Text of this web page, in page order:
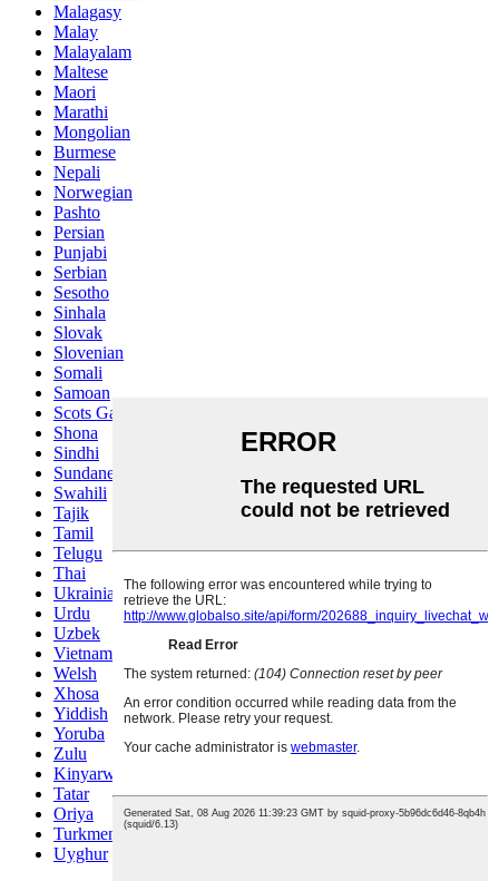
Malagasy
Malay
Malayalam
Maltese
Maori
Marathi
Mongolian
Burmese
Nepali
Norwegian
Pashto
Persian
Punjabi
Serbian
Sesotho
Sinhala
Slovak
Slovenian
Somali
Samoan
Scots Gaelic
Shona
Sindhi
Sundanese
Swahili
Tajik
Tamil
Telugu
Thai
Ukrainian
Urdu
Uzbek
Vietnamese
Welsh
Xhosa
Yiddish
Yoruba
Zulu
Kinyarwanda
Tatar
Oriya
Turkmen
Uyghur